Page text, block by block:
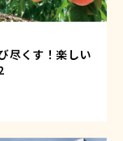
尽くす！楽しい